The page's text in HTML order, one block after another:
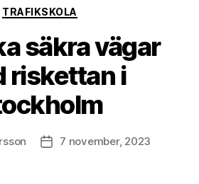
Kategorier
TRAFIKSKOLA
säkra vägar
riskettan i
Inläggsdatum
7 november, 2023